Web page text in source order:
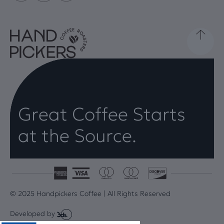
Great Coffee Starts
at the Source.
© 2025 Handpickers Coffee | All Rights Reserved
Developed by